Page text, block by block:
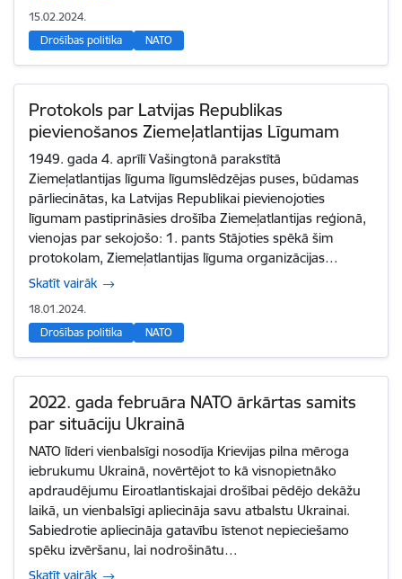
15.02.2024.
Drošības politika
NATO
Protokols par Latvijas Republikas
pievienošanos Ziemeļatlantijas Līgumam
1949. gada 4. aprīlī Vašingtonā parakstītā
Ziemeļatlantijas līguma līgumslēdzējas puses, būdamas
pārliecinātas, ka Latvijas Republikai pievienojoties
līgumam pastiprināsies drošība Ziemeļatlantijas reģionā,
vienojas par sekojošo: 1. pants Stājoties spēkā šim
protokolam, Ziemeļatlantijas līguma organizācijas…
Skatīt vairāk
18.01.2024.
Drošības politika
NATO
2022. gada februāra NATO ārkārtas samits
par situāciju Ukrainā
NATO līderi vienbalsīgi nosodīja Krievijas pilna mēroga
iebrukumu Ukrainā, novērtējot to kā visnopietnāko
apdraudējumu Eiroatlantiskajai drošībai pēdējo dekāžu
laikā, un vienbalsīgi apliecināja savu atbalstu Ukrainai.
Sabiedrotie apliecināja gatavību īstenot nepieciešamo
spēku izvēršanu, lai nodrošinātu…
Skatīt vairāk